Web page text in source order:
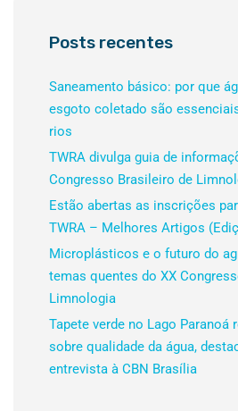
Posts recentes
Saneamento básico: por que
esgoto coletado são
rios
TWRA divulga guia de
Congresso Brasileiro de
Estão abertas as inscrições
TWRA – Melhores Artigos
Microplásticos e o futuro do
temas quentes do XX
Limnologia
Tapete verde no Lago Paranoá
sobre qualidade da água,
entrevista à CBN Brasília